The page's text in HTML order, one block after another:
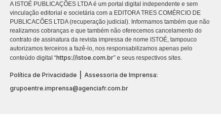
A ISTOÉ PUBLICAÇÕES LTDA é um portal digital independente e sem
vinculação editorial e societária com a EDITORA TRES COMÉRCIO DE
PUBLICACÕES LTDA (recuperação judicial). Informamos também que não
realizamos cobranças e que também não oferecemos cancelamento do
contrato de assinatura da revista impressa de nome ISTOÉ, tampouco
autorizamos terceiros a fazê-lo, nos responsabilizamos apenas pelo
conteúdo digital “https://istoe.com.br” e seus respectivos sites.
Política de Privacidade
Assessoria de Imprensa:
grupoentre.imprensa@agenciafr.com.br